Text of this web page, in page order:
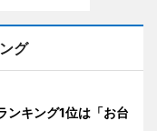
グ
ンキング1位は「お台